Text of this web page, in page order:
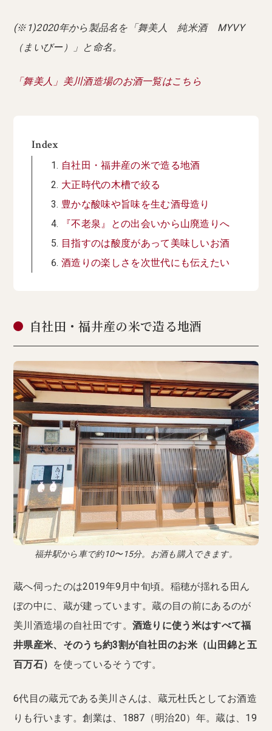
(※1)2020年から製品名を「舞美人 純米酒 MYVY
（まいびー）」と命名。
「舞美人」美川酒造場のお酒一覧はこちら
Index
自社田・福井産の米で造る地酒
大正時代の木槽で絞る
豊かな酸味や旨味を生む酒母造り
『不老泉』との出会いから山廃造りへ
目指すのは酸度があって美味しいお酒
酒造りの楽しさを次世代にも伝えたい
自社田・福井産の米で造る地酒
福井駅から車で約10〜15分。お酒も購入できます。
蔵へ伺ったのは2019年9月中旬頃。稲穂が揺れる田ん
ぼの中に、蔵が建っています。蔵の目の前にあるのが
美川酒造場の自社田です。 酒造りに使う米はすべて福
井県産米、そのうち約3割が自社田のお米（山田錦と五
百万石） を使っているそうです。
6代目の蔵元である美川さんは、蔵元杜氏としてお酒造
りも行います。創業は、1887（明治20）年。蔵は、19